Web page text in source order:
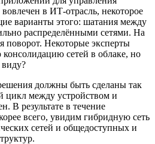
в ИТ-отрасль, некоторое
варианты этого: шатания между
распределёнными сетями. На
поворот. Некоторые эксперты
сетей в облаке, но
должны быть сделаны так
цикл между устройством и
В результате в течение
всего, увидим гибридную сеть
сетей и общедоступных и